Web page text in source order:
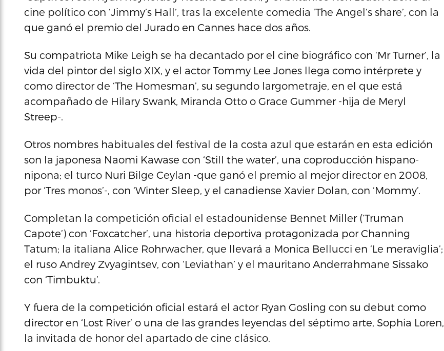
cine político con ‘Jimmy’s Hall’, tras la excelente comedia ‘The Angel’s share’, con la
que ganó el premio del Jurado en Cannes hace dos años.
Su compatriota Mike Leigh se ha decantado por el cine biográfico con ‘Mr Turner’, la
vida del pintor del siglo XIX, y el actor Tommy Lee Jones llega como intérprete y
como director de ‘The Homesman’, su segundo largometraje, en el que está
acompañado de Hilary Swank, Miranda Otto o Grace Gummer -hija de Meryl
Streep-.
Otros nombres habituales del festival de la costa azul que estarán en esta edición
son la japonesa Naomi Kawase con ‘Still the water’, una coproducción hispano-
nipona; el turco Nuri Bilge Ceylan -que ganó el premio al mejor director en 2008,
por ‘Tres monos’-, con ‘Winter Sleep, y el canadiense Xavier Dolan, con ‘Mommy’.
Completan la competición oficial el estadounidense Bennet Miller (‘Truman
Capote’) con ‘Foxcatcher’, una historia deportiva protagonizada por Channing
Tatum; la italiana Alice Rohrwacher, que llevará a Monica Bellucci en ‘Le meraviglia’;
el ruso Andrey Zvyagintsev, con ‘Leviathan’ y el mauritano Anderrahmane Sissako
con ‘Timbuktu’.
Y fuera de la competición oficial estará el actor Ryan Gosling con su debut como
director en ‘Lost River’ o una de las grandes leyendas del séptimo arte, Sophia Loren,
la invitada de honor del apartado de cine clásico.